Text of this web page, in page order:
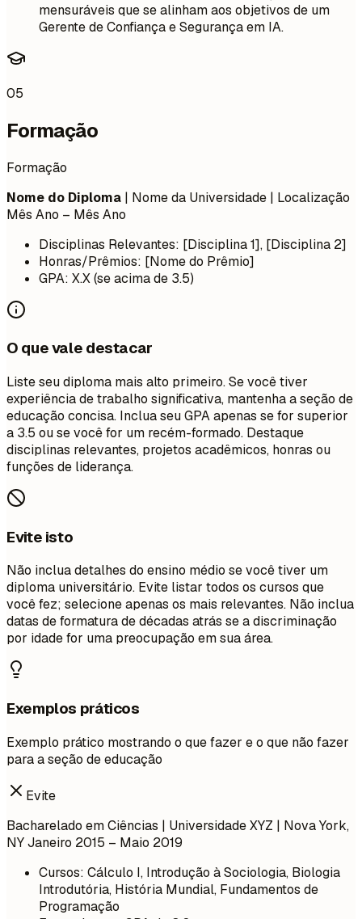
mensuráveis que se alinham aos objetivos de um
Gerente de Confiança e Segurança em IA.
05
Formação
Formação
Nome do Diploma | Nome da Universidade | Localização
Mês Ano – Mês Ano
Disciplinas Relevantes: [Disciplina 1], [Disciplina 2]
Honras/Prêmios: [Nome do Prêmio]
GPA: X.X (se acima de 3.5)
O que vale destacar
Liste seu diploma mais alto primeiro. Se você tiver
experiência de trabalho significativa, mantenha a seção de
educação concisa. Inclua seu GPA apenas se for superior
a 3.5 ou se você for um recém-formado. Destaque
disciplinas relevantes, projetos acadêmicos, honras ou
funções de liderança.
Evite isto
Não inclua detalhes do ensino médio se você tiver um
diploma universitário. Evite listar todos os cursos que
você fez; selecione apenas os mais relevantes. Não inclua
datas de formatura de décadas atrás se a discriminação
por idade for uma preocupação em sua área.
Exemplos práticos
Exemplo prático mostrando o que fazer e o que não fazer
para a seção de educação
Evite
Bacharelado em Ciências | Universidade XYZ | Nova York,
NYJaneiro 2015 – Maio 2019
Cursos: Cálculo I, Introdução à Sociologia, Biologia
Introdutória, História Mundial, Fundamentos de
Programação